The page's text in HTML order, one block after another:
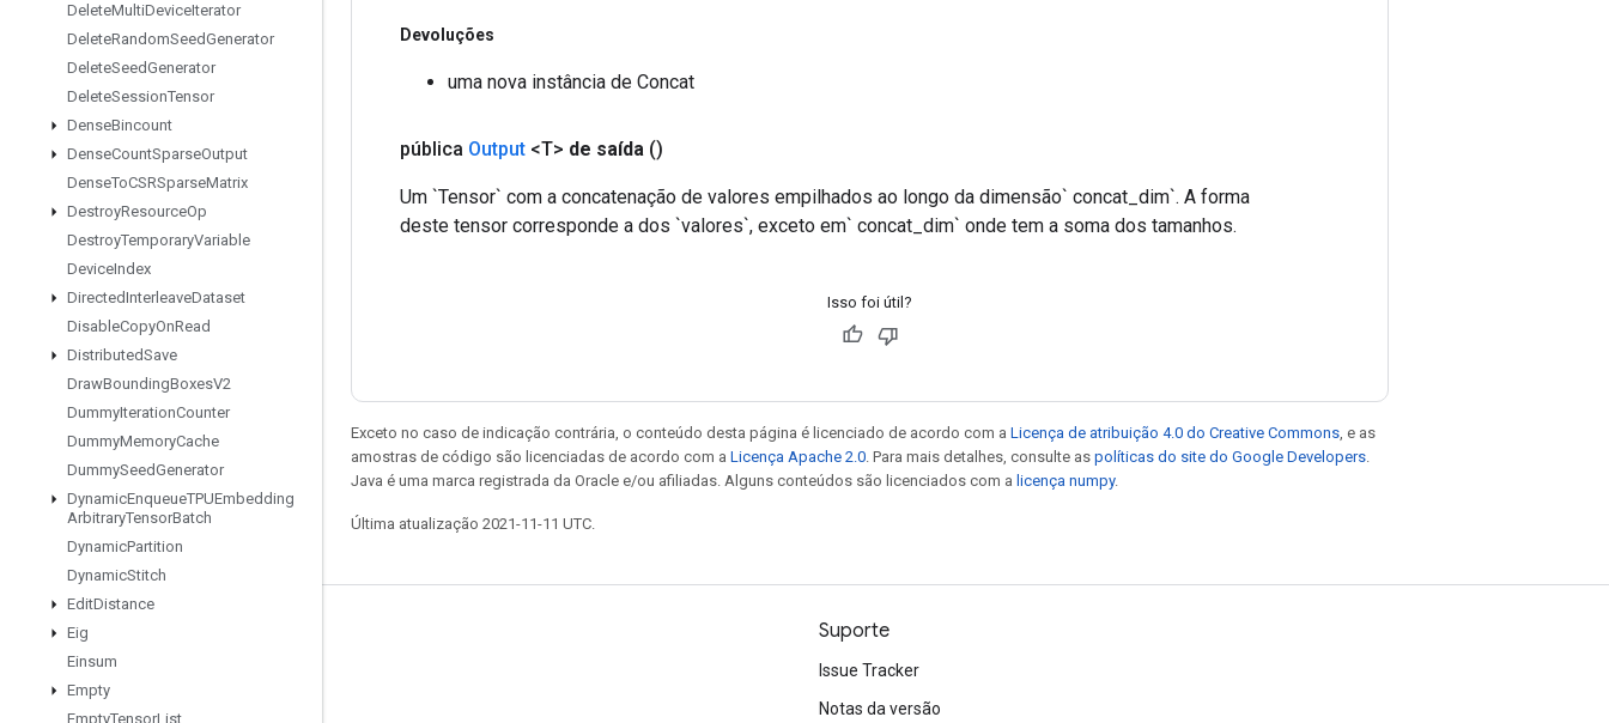
DeleteMultiDeviceIterator
DeleteRandomSeedGenerator
DeleteSeedGenerator
DeleteSessionTensor
DenseBincount
DenseCountSparseOutput
DenseToCSRSparseMatrix
DestroyResourceOp
DestroyTemporaryVariable
DeviceIndex
DirectedInterleaveDataset
DisableCopyOnRead
DistributedSave
DrawBoundingBoxesV2
DummyIterationCounter
DummyMemoryCache
DummySeedGenerator
DynamicEnqueueTPUEmbedding
ArbitraryTensorBatch
DynamicPartition
DynamicStitch
EditDistance
Eig
Einsum
Empty
EmptyTensorList
Devoluções
uma nova instância de Concat
pública Output <T> de saída ()
Um `Tensor` com a concatenação de valores empilhados ao longo da dimensão` concat_dim`. A forma
deste tensor corresponde a dos `valores`, exceto em` concat_dim` onde tem a soma dos tamanhos.
Isso foi útil?
Exceto no caso de indicação contrária, o conteúdo desta página é licenciado de acordo com a Licença de atribuição 4.0 do Creative Commons , e as
amostras de código são licenciadas de acordo com a Licença Apache 2.0 . Para mais detalhes, consulte as políticas do site do Google Developers
Java é uma marca registrada da Oracle e/ou afiliadas. Alguns conteúdos são licenciados com a licença numpy.
Última atualização 2021-11-11 UTC.
Permanecer conectado Suporte
Issue Tracker
Notas da versão